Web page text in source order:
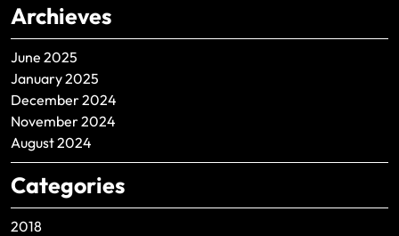
Archieves
June 2025
January 2025
December 2024
November 2024
August 2024
Categories
2018